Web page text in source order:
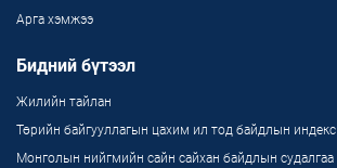
Арга хэмжээ
Бидний бүтээл
Жилийн тайлан
Төрийн байгууллагын цахим ил тод байдлын индекс
Монголын нийгмийн сайн сайхан байдлын судалгаа